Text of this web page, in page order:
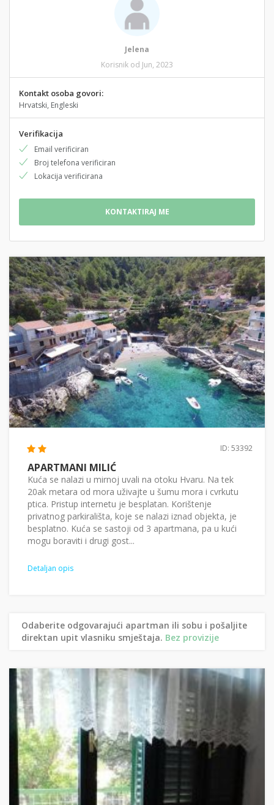
Jelena
Korisnik od Jun, 2023
Kontakt osoba govori:
Hrvatski, Engleski
Verifikacija
Email verificiran
Broj telefona verificiran
Lokacija verificirana
KONTAKTIRAJ ME
ID: 53392
APARTMANI MILIĆ
Kuća se nalazi u mirnoj uvali na otoku Hvaru. Na tek
20ak metara od mora uživajte u šumu mora i cvrkutu
ptica. Pristup internetu je besplatan. Korištenje
privatnog parkirališta, koje se nalazi iznad objekta, je
besplatno. Kuća se sastoji od 3 apartmana, pa u kući
mogu boraviti i drugi gost...
Detaljan opis
Odaberite odgovarajući apartman ili sobu i pošaljite
direktan upit vlasniku smještaja. Bez provizije